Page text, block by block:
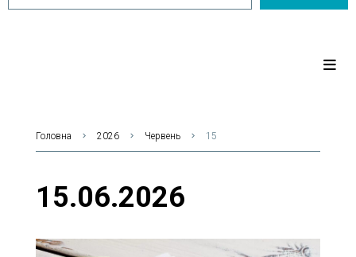
Головна 2026 Червень 15
15.06.2026